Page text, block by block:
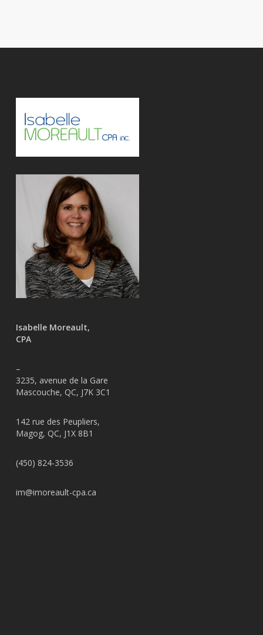
Isabelle Moreault,
CPA
–
3235, avenue de la Gare
Mascouche, QC, J7K 3C1
142 rue des Peupliers,
Magog, QC, J1X 8B1
(450) 824-3536
im@imoreault-cpa.ca